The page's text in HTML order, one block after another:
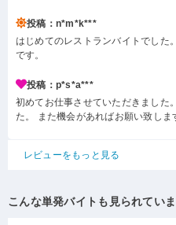
投稿：n*m*k***
はじめてのレストランバイトでした
です。
投稿：p*s*a***
初めてお仕事させていただきました
た。 また機会があればお願い致しま
レビューをもっと見る
こんな単発バイトも見られてい